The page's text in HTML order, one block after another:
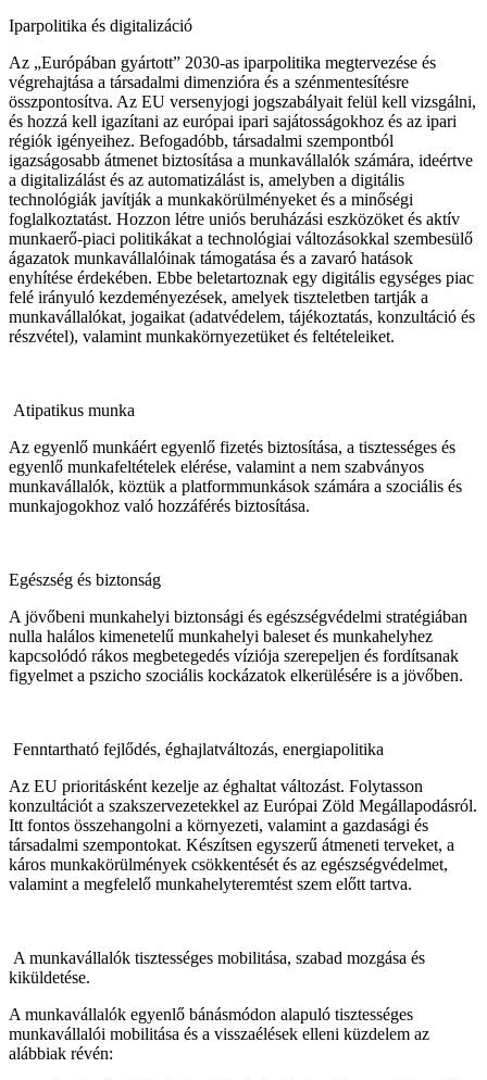
Iparpolitika és digitalizáció
Az „Európában gyártott” 2030-as iparpolitika megtervezése és
végrehajtása a társadalmi dimenzióra és a szénmentesítésre
összpontosítva. Az EU versenyjogi jogszabályait felül kell vizsgálni,
és hozzá kell igazítani az európai ipari sajátosságokhoz és az ipari
régiók igényeihez. Befogadóbb, társadalmi szempontból
igazságosabb átmenet biztosítása a munkavállalók számára, ideértve
a digitalizálást és az automatizálást is, amelyben a digitális
technológiák javítják a munkakörülményeket és a minőségi
foglalkoztatást. Hozzon létre uniós beruházási eszközöket és aktív
munkaerő-piaci politikákat a technológiai változásokkal szembesülő
ágazatok munkavállalóinak támogatása és a zavaró hatások
enyhítése érdekében. Ebbe beletartoznak egy digitális egységes piac
felé irányuló kezdeményezések, amelyek tiszteletben tartják a
munkavállalókat, jogaikat (adatvédelem, tájékoztatás, konzultáció és
részvétel), valamint munkakörnyezetüket és feltételeiket.
Atipatikus munka
Az egyenlő munkáért egyenlő fizetés biztosítása, a tisztességes és
egyenlő munkafeltételek elérése, valamint a nem szabványos
munkavállalók, köztük a platformmunkások számára a szociális és
munkajogokhoz való hozzáférés biztosítása.
Egészség és biztonság
A jövőbeni munkahelyi biztonsági és egészségvédelmi stratégiában
nulla halálos kimenetelű munkahelyi baleset és munkahelyhez
kapcsolódó rákos megbetegedés víziója szerepeljen és fordítsanak
figyelmet a pszicho szociális kockázatok elkerülésére is a jövőben.
Fenntartható fejlődés, éghajlatváltozás, energiapolitika
Az EU prioritásként kezelje az éghaltat változást. Folytasson
konzultációt a szakszervezetekkel az Európai Zöld Megállapodásról.
Itt fontos összehangolni a környezeti, valamint a gazdasági és
társadalmi szempontokat. Készítsen egyszerű átmeneti terveket, a
káros munkakörülmények csökkentését és az egészségvédelmet,
valamint a megfelelő munkahelyteremtést szem előtt tartva.
A munkavállalók tisztességes mobilitása, szabad mozgása és
kiküldetése.
A munkavállalók egyenlő bánásmódon alapuló tisztességes
munkavállalói mobilitása és a visszaélések elleni küzdelem az
alábbiak révén: